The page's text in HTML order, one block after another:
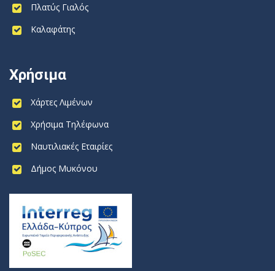
Πλατύς Γιαλός
Καλαφάτης
Χρήσιμα
Χάρτες Λιμένων
Χρήσιμα Τηλέφωνα
Ναυτιλιακές Εταιρίες
Δήμος Μυκόνου